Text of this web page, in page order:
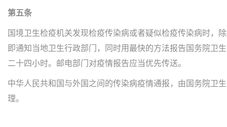
第五条
国境卫生检疫机关发现检疫传染病或者疑似检疫传染病时，
即通知当地卫生行政部门，同时用最快的方法报告国务院卫
二十四小时。邮电部门对疫情报告应当优先传送。
中华人民共和国与外国之间的传染病疫情通报，由国务院卫
理。